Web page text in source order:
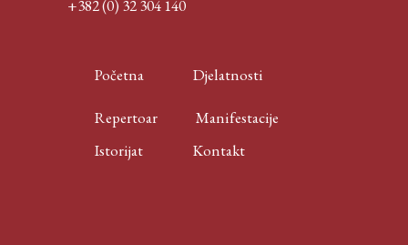
+382 (0) 32 304 140
Početna Djelatnosti
Repertoar
Manifestacije
Istorijat
Kontakt